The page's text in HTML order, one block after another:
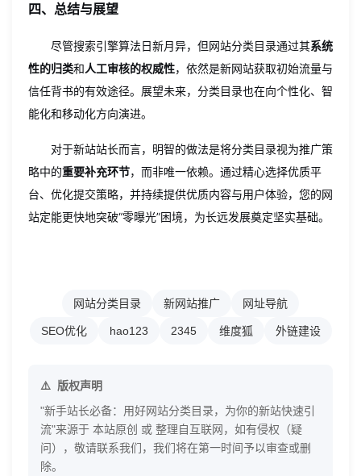
四、总结与展望
尽管搜索引擎算法日新月异，但网站分类目录通过其系统
性的归类和人工审核的权威性，依然是新网站获取初始流量与
信任背书的有效途径。展望未来，分类目录也在向个性化、智
能化和移动化方向演进。
对于新站站长而言，明智的做法是将分类目录视为推广策
略中的重要补充环节，而非唯一依赖。通过精心选择优质平
台、优化提交策略，并持续提供优质内容与用户体验，您的网
站定能更快地突破“零曝光”困境，为长远发展奠定坚实基础。
网站分类目录 新网站推广 网址导航
SEO优化 hao123 2345 维度狐 外链建设
版权声明
"新手站长必备：用好网站分类目录，为你的新站快速引
流"来源于 本站原创 或 整理自互联网，如有侵权（疑
问），敬请联系我们，我们将在第一时间予以审查或删
除。